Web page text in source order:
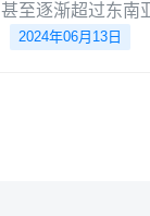
甚至逐渐超过东南
2024年06月13日